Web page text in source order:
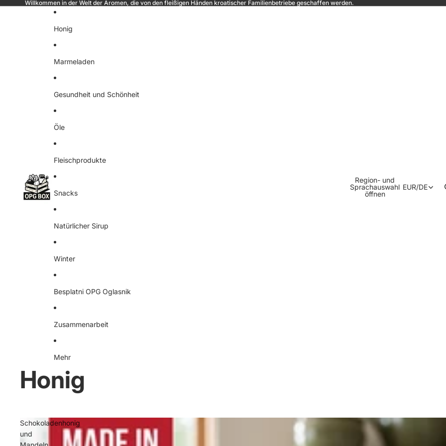
Willkommen in der Welt der Aromen, die von den fleißigen Händen kroatischer Familienbetriebe geschaffen werden.
Honig
Marmeladen
Gesundheit und Schönheit
Öle
Fleischprodukte
Snacks
Natürlicher Sirup
Winter
Besplatni OPG Oglasnik
Zusammenarbeit
Mehr
Region- und
Sprachauswahl
öffnen
EUR/DE
Honig
Schokoladenhonig
und